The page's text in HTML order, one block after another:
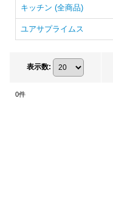
キッチン (全商品)
ユアサプライムス
表示数:
0件